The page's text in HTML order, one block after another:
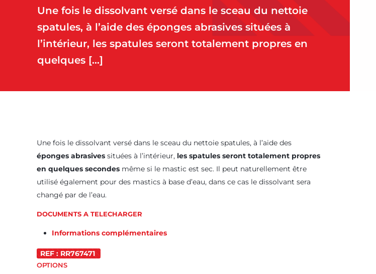
Une fois le dissolvant versé dans le sceau du nettoie
spatules, à l’aide des éponges abrasives situées à
l’intérieur, les spatules seront totalement propres en
quelques […]
Une fois le dissolvant versé dans le sceau du nettoie spatules, à l’aide des
éponges abrasivessituées à l’intérieur, les spatules seront totalement propres
en quelques secondesmême si le mastic est sec. Il peut naturellement être
utilisé également pour des mastics à base d’eau, dans ce cas le dissolvant sera
changé par de l’eau.
DOCUMENTS A TELECHARGER
Informations complémentaires
REF : RR767471
OPTIONS